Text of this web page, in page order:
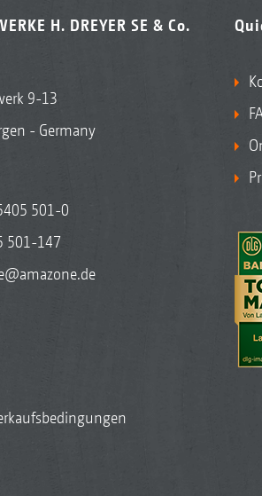
H. DREYER SE & Co.
9-13
- Germany
501-0
501-147